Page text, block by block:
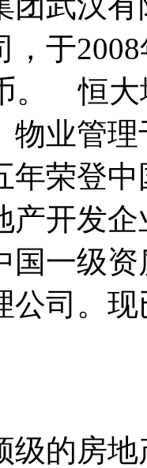
，于
。 恒大
物业管
年荣登
产开发
国一级
公司。
的房地